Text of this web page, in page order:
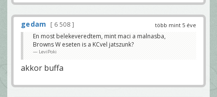
több mint 5 éve
gedam
6 508
En most belekeveredtem, mint maci a malnasba,
Browns W eseten is a KCvel jatszunk?
LeviPoki
akkor buffa